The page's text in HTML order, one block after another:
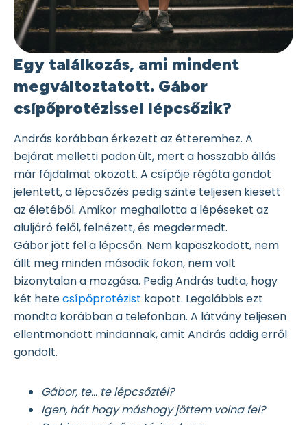
Egy találkozás, ami mindent
megváltoztatott. Gábor
csípőprotézissel lépcsőzik?
András korábban érkezett az étteremhez. A
bejárat melletti padon ült, mert a hosszabb állás
már fájdalmat okozott. A csípője régóta gondot
jelentett, a lépcsőzés pedig szinte teljesen kiesett
az életéből. Amikor meghallotta a lépéseket az
aluljáró felől, felnézett, és megdermedt.
Gábor jött fel a lépcsőn. Nem kapaszkodott, nem
állt meg minden második fokon, nem volt
bizonytalan a mozgása. Pedig András tudta, hogy
két hetecsípőprotézist kapott. Legalábbis ezt
mondta korábban a telefonban. A látvány teljesen
ellentmondott mindannak, amit András addig erről
gondolt.
Gábor, te… te lépcsőztél?
Igen, hát hogy máshogy jöttem volna fel?